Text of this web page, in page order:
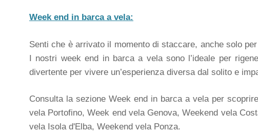
Week end in barca a vela:
Senti che è arrivato il momento di staccare, anche solo
I nostri week end in barca a vela sono l’ideale per
divertente per vivere un’esperienza diversa dal solito e
Consulta la sezione Week end in barca a vela per
vela Portofino, Week end vela Genova, Weekend vela
vela Isola d'Elba, Weekend vela Ponza.